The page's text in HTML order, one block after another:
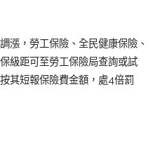
漲，勞工保險、全民健康保險、
級距可至勞工保險局查詢或試
其短報保險費金額，處4倍罰